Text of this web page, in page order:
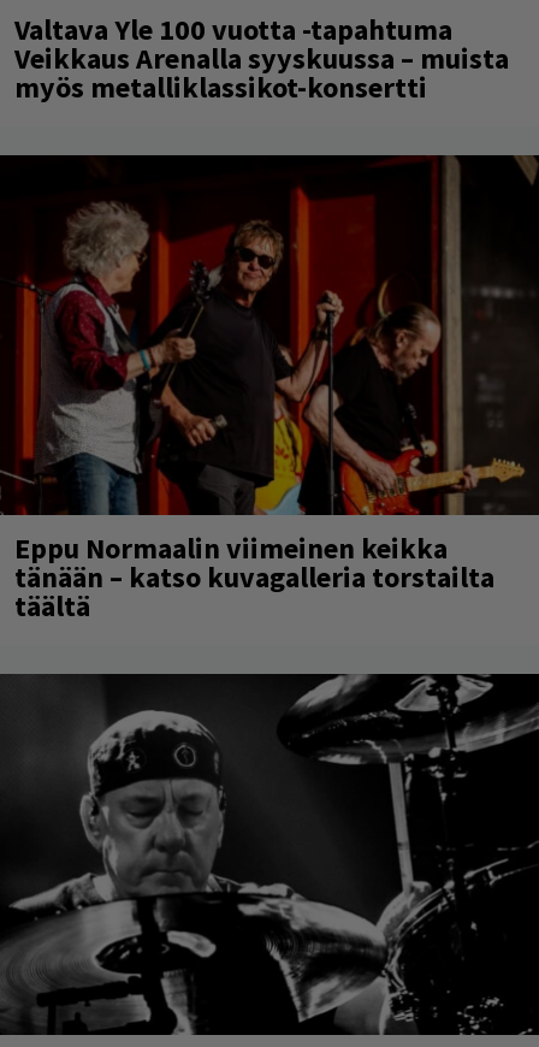
Valtava Yle 100 vuotta -tapahtuma
Veikkaus Arenalla syyskuussa – muista
myös metalliklassikot-konsertti
Eppu Normaalin viimeinen keikka
tänään – katso kuvagalleria torstailta
täältä